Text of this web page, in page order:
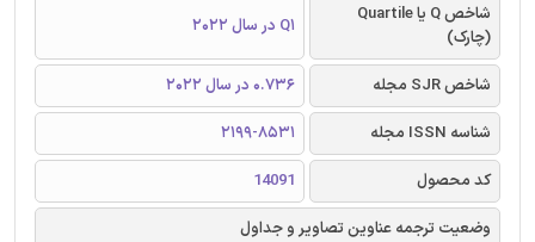
شاخص Q یا Quartile
(چارک)
Q1 در سال 2022
شاخص SJR مجله
0.736 در سال 2022
شناسه ISSN مجله
2199-8531
کد محصول
14091
وضعیت ترجمه عناوین تصاویر و جداول